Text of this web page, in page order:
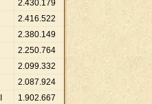
2.430.179
2.416.522
2.380.149
2.250.764
2.099.332
2.087.924
1.902.667